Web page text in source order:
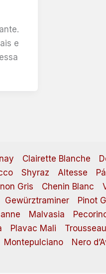
e
Clairette Blanche
Shyraz Altesse
Gris Chenin Blanc
Gewürztraminer Pinot
Malvasia
Plavac Mali Trousseau
Montepulciano Nero